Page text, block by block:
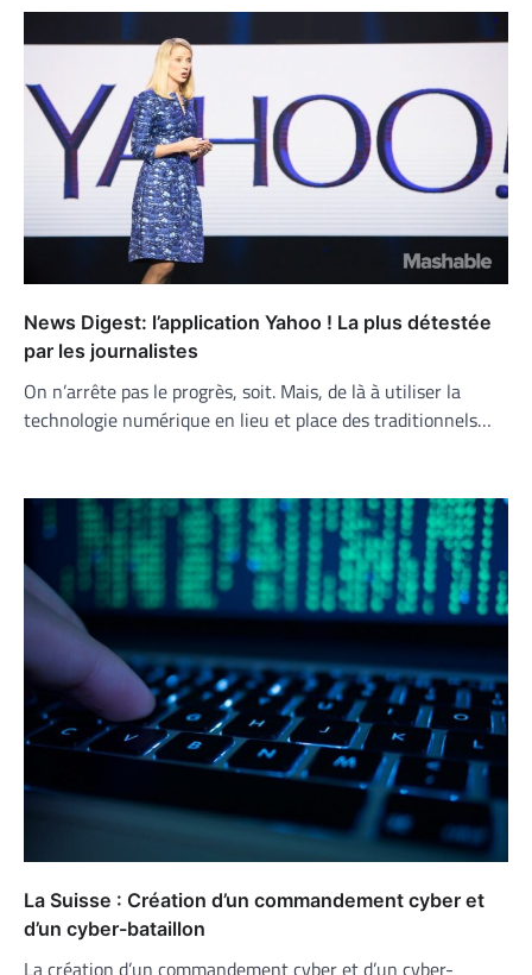
News Digest: l’application Yahoo ! La plus détestée
par les journalistes
On n’arrête pas le progrès, soit. Mais, de là à utiliser la
technologie numérique en lieu et place des traditionnels…
La Suisse : Création d’un commandement cyber et
d’un cyber-bataillon